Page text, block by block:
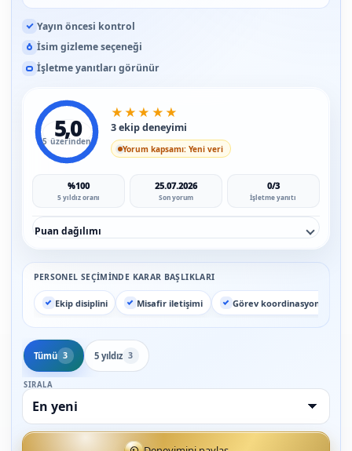
Yayın öncesi kontrol
İsim gizleme seçeneği
İşletme yanıtları görünür
5,0
5 üzerinden
★ ★ ★ ★ ★
3 ekip deneyimi
Yorum kapsamı: Yeni veri
%100
5 yıldız oranı
25.07.2026
Son yorum
0/3
İşletme yanıtı
Puan dağılımı
PERSONEL SEÇIMINDE KARAR BAŞLIKLARI
Ekip disiplini Misafir iletişimi Görev koordinasyonu
Tümü 3 5 yıldız 3
SIRALA